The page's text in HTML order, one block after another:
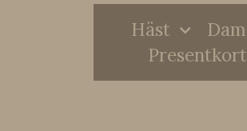
Häst Dam
Presentkort